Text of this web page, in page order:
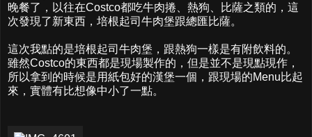
晚餐了，以往在Costco都吃牛肉捲、熱狗、比薩之類的，這
次發現了新東西，培根起司牛肉堡跟總匯比薩。
這次我點的是培根起司牛肉堡，跟熱狗一樣是有附飲料的。
雖然Costco的東西都是現場製作的，但是並不是現點現作，
所以拿到的時候是用紙包好的漢堡一個，跟現場的Menu比起
來，實體有比想像中小了一點。